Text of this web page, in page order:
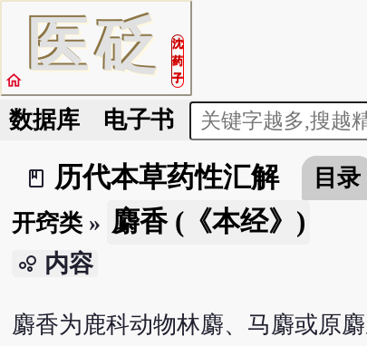
医砭
沈
药
子
home
数据库 电子书
book_2
历代本草药性汇解 目录
开窍类» 麝香 (《本经》)
bubble_chart 内容
麝香为鹿科动物林麝、马麝或原